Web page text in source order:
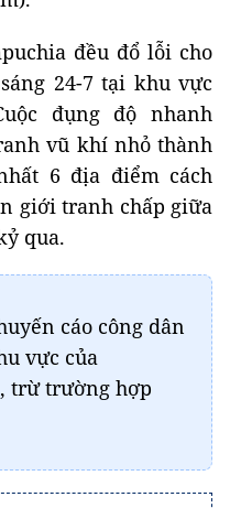
đều đổ lỗi cho
24-7 tại khu vực
đụng độ nhanh
vũ khí nhỏ thành
6 địa điểm cách
giới tranh chấp giữa
qua.
cáo công dân
vực của
trừ trường hợp